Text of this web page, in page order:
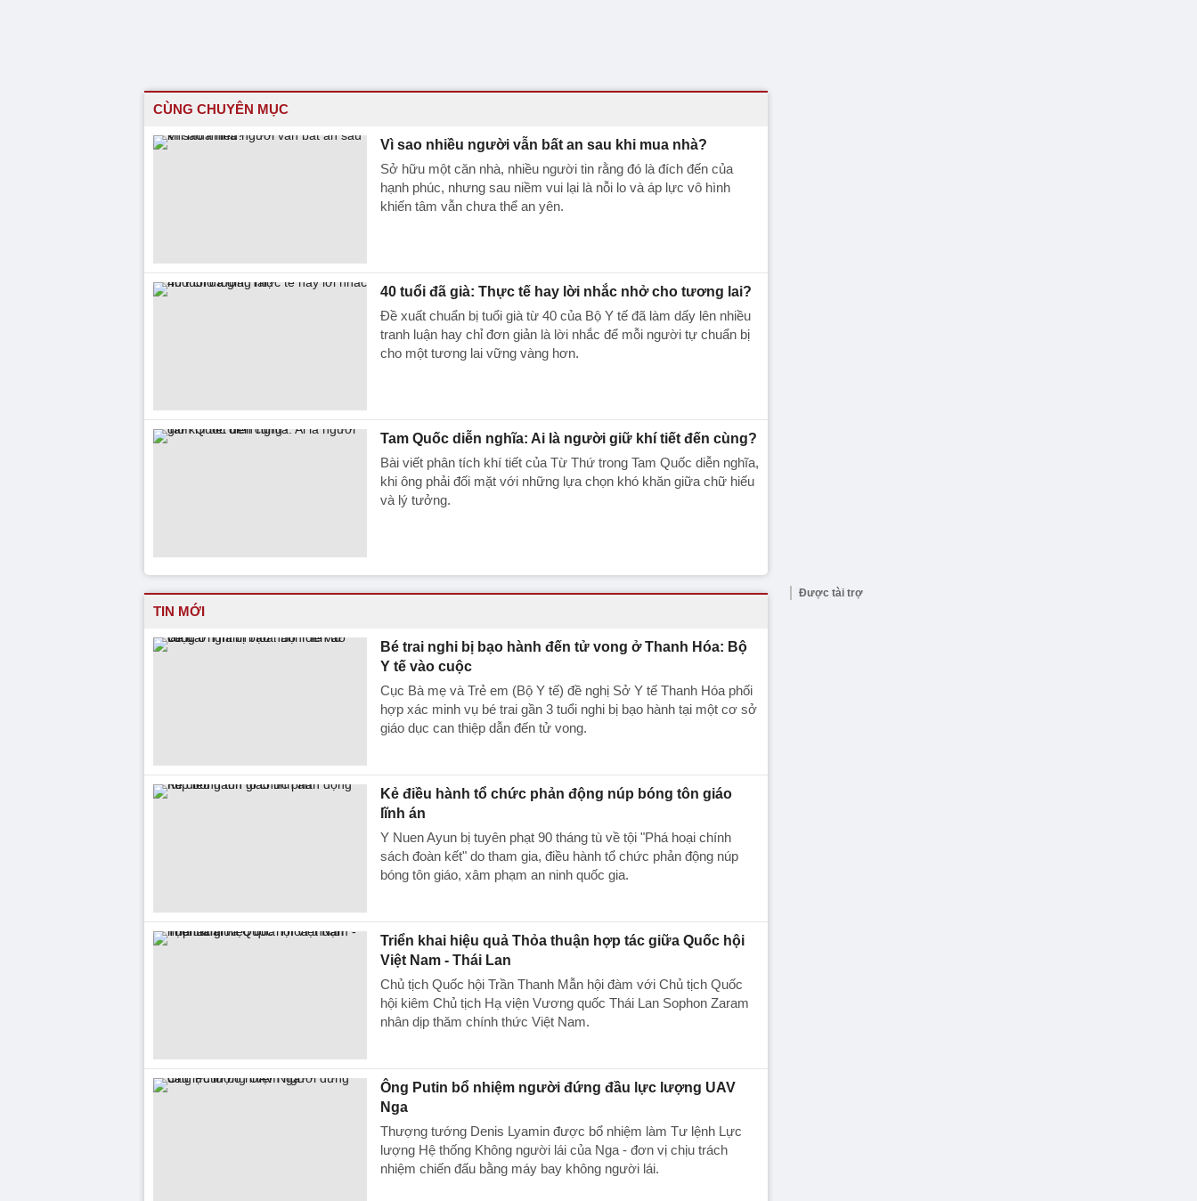
CÙNG CHUYÊN MỤC
Vì sao nhiều người vẫn bất an sau khi mua nhà?
Sở hữu một căn nhà, nhiều người tin rằng đó là đích đến của
hạnh phúc, nhưng sau niềm vui lại là nỗi lo và áp lực vô hình
khiến tâm vẫn chưa thể an yên.
40 tuổi đã già: Thực tế hay lời nhắc nhở cho tương lai?
Đề xuất chuẩn bị tuổi già từ 40 của Bộ Y tế đã làm dấy lên nhiều
tranh luận hay chỉ đơn giản là lời nhắc để mỗi người tự chuẩn bị
cho một tương lai vững vàng hơn.
Tam Quốc diễn nghĩa: Ai là người giữ khí tiết đến cùng?
Bài viết phân tích khí tiết của Từ Thứ trong Tam Quốc diễn nghĩa,
khi ông phải đối mặt với những lựa chọn khó khăn giữa chữ hiếu
và lý tưởng.
TIN MỚI
Bé trai nghi bị bạo hành đến tử vong ở Thanh Hóa: Bộ
Y tế vào cuộc
Cục Bà mẹ và Trẻ em (Bộ Y tế) đề nghị Sở Y tế Thanh Hóa phối
hợp xác minh vụ bé trai gần 3 tuổi nghi bị bạo hành tại một cơ sở
giáo dục can thiệp dẫn đến tử vong.
Kẻ điều hành tổ chức phản động núp bóng tôn giáo
lĩnh án
Y Nuen Ayun bị tuyên phạt 90 tháng tù về tội "Phá hoại chính
sách đoàn kết" do tham gia, điều hành tổ chức phản động núp
bóng tôn giáo, xâm phạm an ninh quốc gia.
Triển khai hiệu quả Thỏa thuận hợp tác giữa Quốc hội
Việt Nam - Thái Lan
Chủ tịch Quốc hội Trần Thanh Mẫn hội đàm với Chủ tịch Quốc
hội kiêm Chủ tịch Hạ viện Vương quốc Thái Lan Sophon Zaram
nhân dịp thăm chính thức Việt Nam.
Ông Putin bổ nhiệm người đứng đầu lực lượng UAV
Nga
Thượng tướng Denis Lyamin được bổ nhiệm làm Tư lệnh Lực
lượng Hệ thống Không người lái của Nga - đơn vị chịu trách
nhiệm chiến đấu bằng máy bay không người lái.
Được tài trợ